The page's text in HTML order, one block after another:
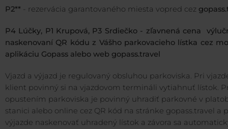
P2** - rezervácia garantovaného miesta vopred cez
P4 Lúčky, P1 Krupová, P3 Srdiečko - zľavnená cena
naskenovaní QR kódu z Vášho parkovacieho lístka cez
aplikáciu Gopass alebo web gopass.travel
Vjazd a výjazd je regulovaný obsluhou parkoviska. Pri
klient povinný si na vjazdovom termináli vytiahnuť lístok.
opustením parkoviska je povinný uhradiť parkovné v
stanici alebo online cez QR kód na stránke gopass.travel a
výjazde naskenovať uhradený lístok a závora sa